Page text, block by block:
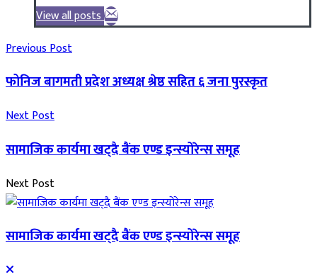
View all posts
Previous Post
फोनिज बागमती प्रदेश अध्यक्ष श्रेष्ठ सहित ६ जना पुरस्कृत
Next Post
सामाजिक कार्यमा खट्दै बैंक एण्ड इन्स्योरेन्स समूह
Next Post
सामाजिक कार्यमा खट्दै बैंक एण्ड इन्स्योरेन्स समूह